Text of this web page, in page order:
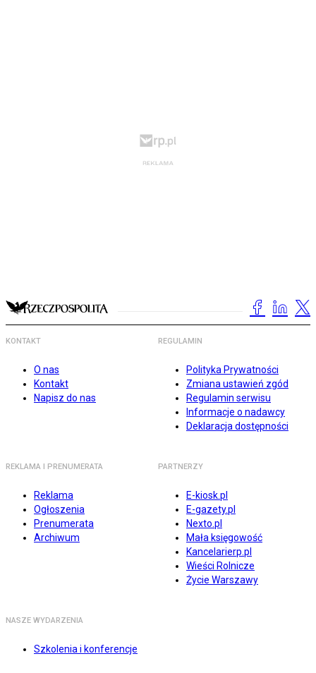
KONTAKT
O nas
Kontakt
Napisz do nas
REGULAMIN
Polityka Prywatności
Zmiana ustawień zgód
Regulamin serwisu
Informacje o nadawcy
Deklaracja dostępności
REKLAMA I PRENUMERATA
Reklama
Ogłoszenia
Prenumerata
Archiwum
PARTNERZY
E-kiosk.pl
E-gazety.pl
Nexto.pl
Mała księgowość
Kancelarierp.pl
Wieści Rolnicze
Życie Warszawy
NASZE WYDARZENIA
Szkolenia i konferencje